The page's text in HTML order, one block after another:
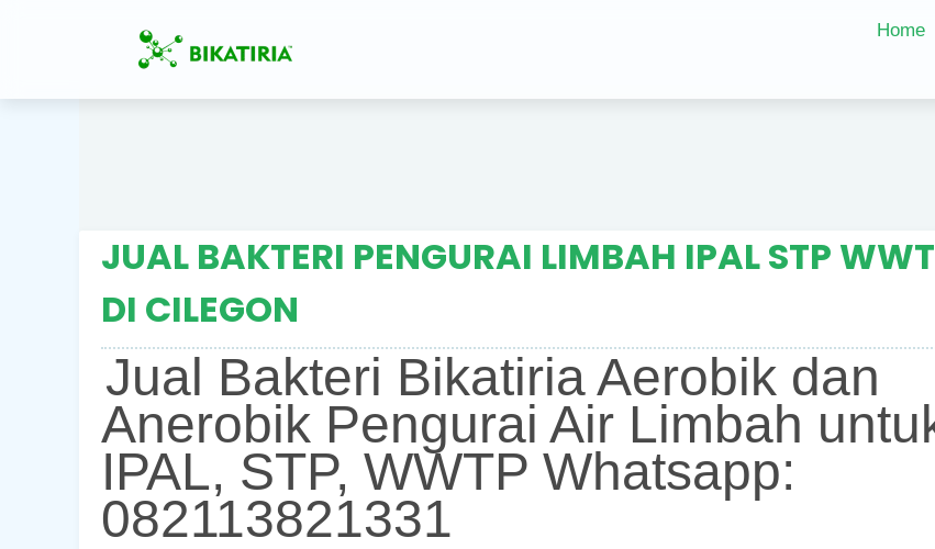
Home
JUAL BAKTERI PENGURAI LIMBAH IPAL STP
DI CILEGON
Jual Bakteri Bikatiria Aerobik dan
Anerobik Pengurai Air Limbah
IPAL, STP, WWTP Whatsapp:
082113821331